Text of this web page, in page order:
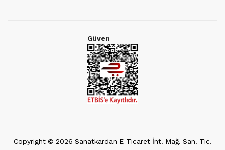
Güven
Copyright © 2026 Sanatkardan E-Ticaret İnt. Mağ. San. Tic.